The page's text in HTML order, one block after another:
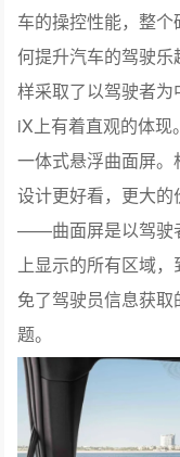
车的操控性能，整
何提升汽车的驾驶
样采取了以驾驶者
iX上有着直观的体
一体式悬浮曲面屏
设计更好看，更大
——曲面屏是以驾驶
上显示的所有区域
免了驾驶员信息获
题。